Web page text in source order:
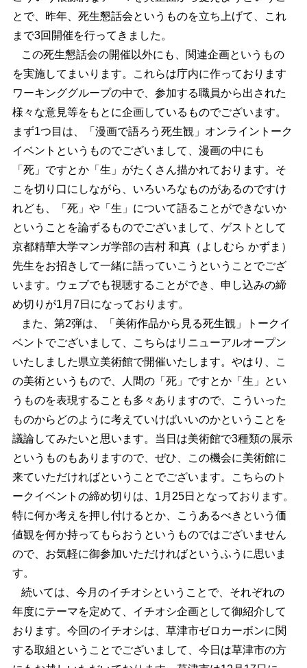
とで、昨年、死生懇話会というものを立ち上げて、これ
まで3回開催を行ってきました。
この死生懇話会の開催以外にも、関連企画というもの
を実施してまいります。これらは庁内に作っております
ワーキンググループの中で、参加する職員から出された
様々な意見等をもとに企画しているものでございます。
まず1つ目は、「漫画で語ろう死生観」オンライントーク
イベントというものでございまして、漫画の中にも
「死」ですとか「生」がたくさん描かれております。そ
こを切り口にしながら、いろいろなものがあるのですけ
れども、「死」や「生」について語ることができないか
ということを論ずるものでございまして、ゲストとして
京都精華大学マンガ学部の吉村 和真（よしむら かずま）
先生をお招きして一緒に語っていこうということでござ
います。ウェブでも視聴することができ、申し込みの締
め切りが1月7日になっております。
また、第2弾は、「美術作品から見る死生観」トークイ
ベントでございまして、こちらはリニューアルオープン
いたしました県立美術館で開催いたします。やはり、こ
の美術というもので、人間の「死」ですとか「生」とい
うものを表現することも多々ありますので、こういった
ものからどのように考えていけばいいのかということを
議論してみたいと思います。当日は美術館で3種類の展示
というものもありますので、ぜひ、この機会に美術館に
来ていただければということでございます。こちらのト
ークイベントの締め切りは、1月25日となっております。
特に何か考えを押し付けるとか、こうあるべきという価
値観を何か持ってもらおうというものではございません
ので、お気軽に御参加いただければというふうに思いま
す。
続いては、今月のイチオシということで、それぞれの
年度にテーマを定めて、イチオシ企画として御紹介して
おります。今回のイチオシは、草津市ゼロカーボンに関
する取組ということでございまして、今日は草津市の方